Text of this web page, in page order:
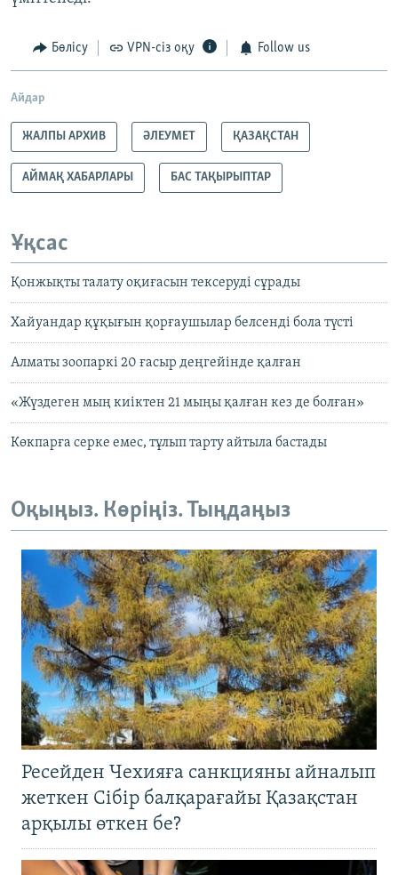
Бөлісу VPN-сіз оқу Follow us
Айдар
ЖАЛПЫ АРХИВ ӘЛЕУМЕТ ҚАЗАҚСТАН
АЙМАҚ ХАБАРЛАРЫ БАС ТАҚЫРЫПТАР
Ұқсас
Қонжықты талату оқиғасын тексеруді сұрады
Хайуандар құқығын қорғаушылар белсенді бола түсті
Алматы зоопаркі 20 ғасыр деңгейінде қалған
«Жүздеген мың киіктен 21 мыңы қалған кез де болған»
Көкпарға серке емес, тұлып тарту айтыла бастады
Оқыңыз. Көріңіз. Тыңдаңыз
Ресейден Чехияға санкцияны айналып
жеткен Сібір балқарағайы Қазақстан
арқылы өткен бе?